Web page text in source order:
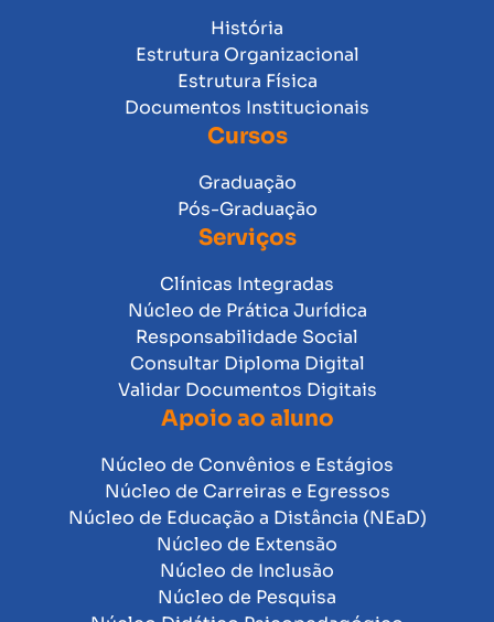
História
Estrutura Organizacional
Estrutura Física
Documentos Institucionais
Cursos
Graduação
Pós-Graduação
Serviços
Clínicas Integradas
Núcleo de Prática Jurídica
Responsabilidade Social
Consultar Diploma Digital
Validar Documentos Digitais
Apoio ao aluno
Núcleo de Convênios e Estágios
Núcleo de Carreiras e Egressos
Núcleo de Educação a Distância (NEaD)
Núcleo de Extensão
Núcleo de Inclusão
Núcleo de Pesquisa